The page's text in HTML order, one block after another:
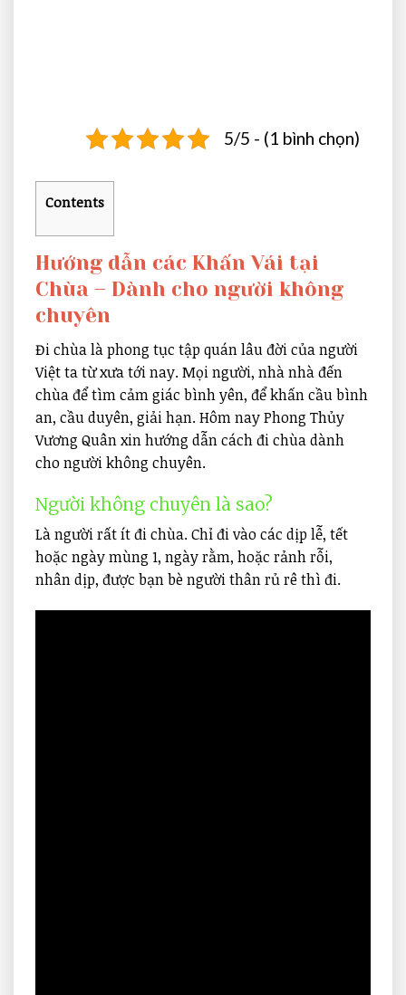
5/5 - (1 bình chọn)
Contents
Hướng dẫn các Khấn Vái tại
Chùa – Dành cho người không
chuyên
Đi chùa là phong tục tập quán lâu đời của người
Việt ta từ xưa tới nay. Mọi người, nhà nhà đến
chùa để tìm cảm giác bình yên, để khấn cầu bình
an, cầu duyên, giải hạn. Hôm nay Phong Thủy
Vương Quân xin hướng dẫn cách đi chùa dành
cho người không chuyên.
Người không chuyên là sao?
Là người rất ít đi chùa. Chỉ đi vào các dịp lễ, tết
hoặc ngày mùng 1, ngày rằm, hoặc rảnh rỗi,
nhân dịp, được bạn bè người thân rủ rê thì đi.